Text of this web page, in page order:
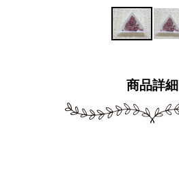
商品詳細